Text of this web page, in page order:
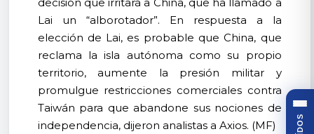
Lai un “alborotador”. En respuesta a la
elección de Lai, es probable que China, que
reclama la isla autónoma como su propio
territorio, aumente la presión militar y
promulgue restricciones comerciales contra
Taiwán para que abandone sus nociones de
independencia, dijeron analistas a Axios. (MF)